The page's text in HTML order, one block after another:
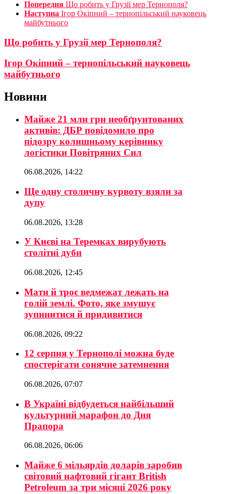
Попередня Що робить у Грузії мер Тернополя?
Наступна Ігор Окіпний – тернопільський науковець
майбутнього
Що робить у Грузії мер Тернополя?
Ігор Окіпний – тернопільський науковець
майбутнього
Новини
Майже 21 млн грн необґрунтованих
активів: ДБР повідомило про
підозру колишньому керівнику
логістики Повітряних Сил
06.08.2026, 14:22
Ще одну столичну курвоту взяли за
дупу
06.08.2026, 13:28
У Києві на Теремках вирубують
столітні дуби
06.08.2026, 12:45
Мати й троє ведмежат лежать на
голій землі. Фото, яке змушує
зупинитися й придивитися
06.08.2026, 09:22
12 серпня у Тернополі можна буде
спостерігати сонячне затемнення
06.08.2026, 07:07
В Україні відбудеться найбільший
культурний марафон до Дня
Прапора
06.08.2026, 06:06
Майже 6 мільярдів доларів заробив
світовий нафтовий гігант British
Petroleum за три місяці 2026 року